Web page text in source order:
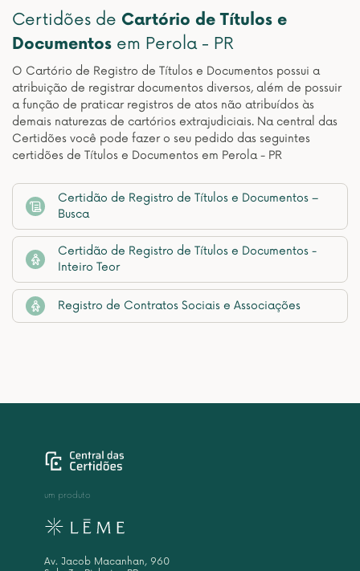
Certidões de Cartório de Títulos e
Documentos em Perola - PR
O Cartório de Registro de Títulos e Documentos possui a
atribuição de registrar documentos diversos, além de possuir
a função de praticar registros de atos não atribuídos às
demais naturezas de cartórios extrajudiciais. Na central das
Certidões você pode fazer o seu pedido das seguintes
certidões de Títulos e Documentos em Perola - PR
Certidão de Registro de Títulos e Documentos –
Busca
Certidão de Registro de Títulos e Documentos -
Inteiro Teor
Registro de Contratos Sociais e Associações
um produto
Av. Jacob Macanhan, 960